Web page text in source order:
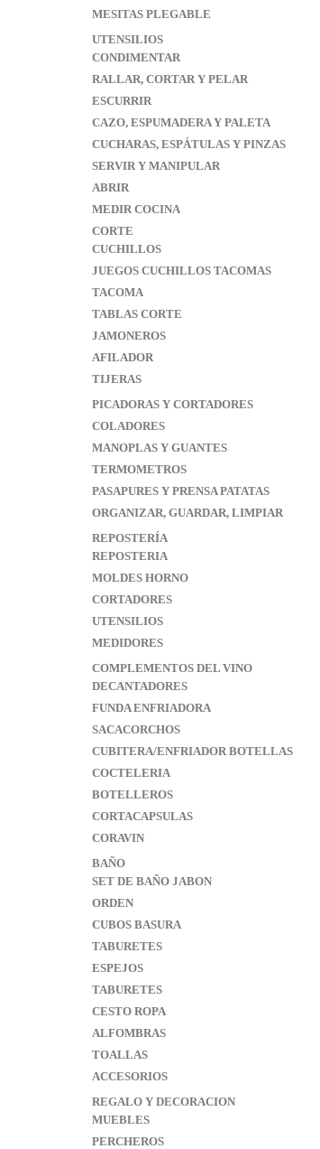
MESITAS PLEGABLE
UTENSILIOS
CONDIMENTAR
RALLAR, CORTAR Y PELAR
ESCURRIR
CAZO, ESPUMADERA Y PALETA
CUCHARAS, ESPÁTULAS Y PINZAS
SERVIR Y MANIPULAR
ABRIR
MEDIR COCINA
CORTE
CUCHILLOS
JUEGOS CUCHILLOS TACOMAS
TACOMA
TABLAS CORTE
JAMONEROS
AFILADOR
TIJERAS
PICADORAS Y CORTADORES
COLADORES
MANOPLAS Y GUANTES
TERMOMETROS
PASAPURES Y PRENSA PATATAS
ORGANIZAR, GUARDAR, LIMPIAR
REPOSTERÍA
REPOSTERIA
MOLDES HORNO
CORTADORES
UTENSILIOS
MEDIDORES
COMPLEMENTOS DEL VINO
DECANTADORES
FUNDA ENFRIADORA
SACACORCHOS
CUBITERA/ENFRIADOR BOTELLAS
COCTELERIA
BOTELLEROS
CORTACAPSULAS
CORAVIN
BAÑO
SET DE BAÑO JABON
ORDEN
CUBOS BASURA
TABURETES
ESPEJOS
TABURETES
CESTO ROPA
ALFOMBRAS
TOALLAS
ACCESORIOS
REGALO Y DECORACION
MUEBLES
PERCHEROS